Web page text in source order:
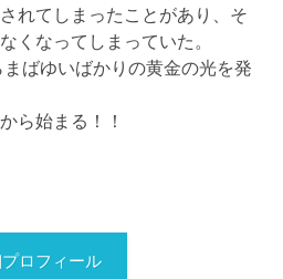
れてしまったことがあり、そ
くなってしまっていた。
ばゆいばかりの黄金の光を発
ら始まる！！
ロフィール